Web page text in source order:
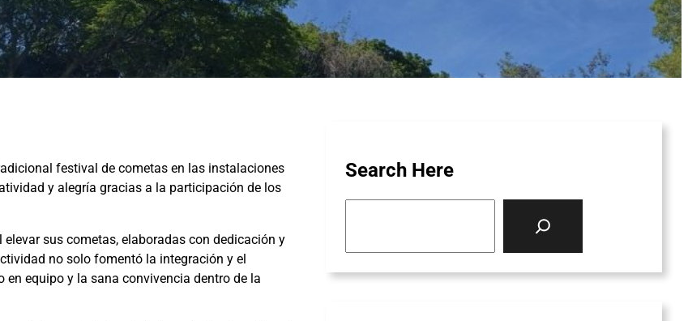
festival de cometas en las instalaciones
y alegría gracias a la participación de los
sus cometas, elaboradas con dedicación y
no solo fomentó la integración y el
equipo y la sana convivencia dentro de la
Search Here